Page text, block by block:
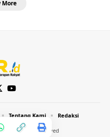
More
All Rights Reserved
Tentang Kami Redaksi